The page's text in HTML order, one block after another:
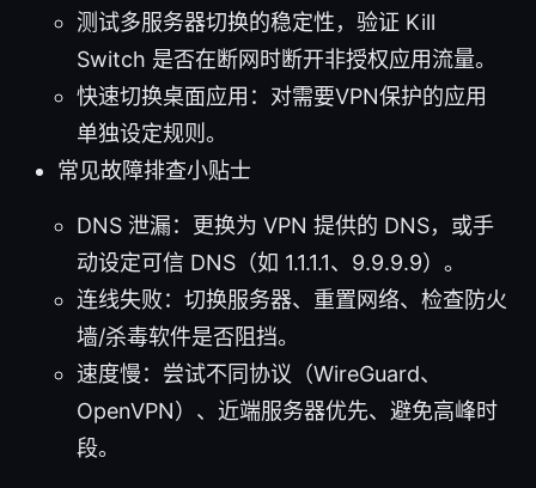
测试多服务器切换的稳定性，验证 Kill
Switch 是否在断网时断开非授权应用流量。
快速切换桌面应用：对需要VPN保护的应用
单独设定规则。
常见故障排查小贴士
DNS 泄漏：更换为 VPN 提供的 DNS，或手
动设定可信 DNS（如 1.1.1.1、9.9.9.9）。
连线失败：切换服务器、重置网络、检查防火
墙/杀毒软件是否阻挡。
速度慢：尝试不同协议（WireGuard、
OpenVPN）、近端服务器优先、避免高峰时
段。